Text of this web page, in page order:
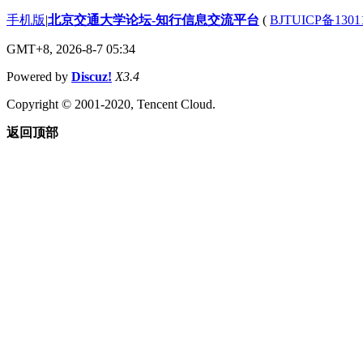
手机版|北京交通大学论坛-知行信息交流平台 ( BJTUICP备
GMT+8, 2026-8-7 05:34
Powered by Discuz! X3.4
Copyright © 2001-2020, Tencent Cloud.
返回顶部